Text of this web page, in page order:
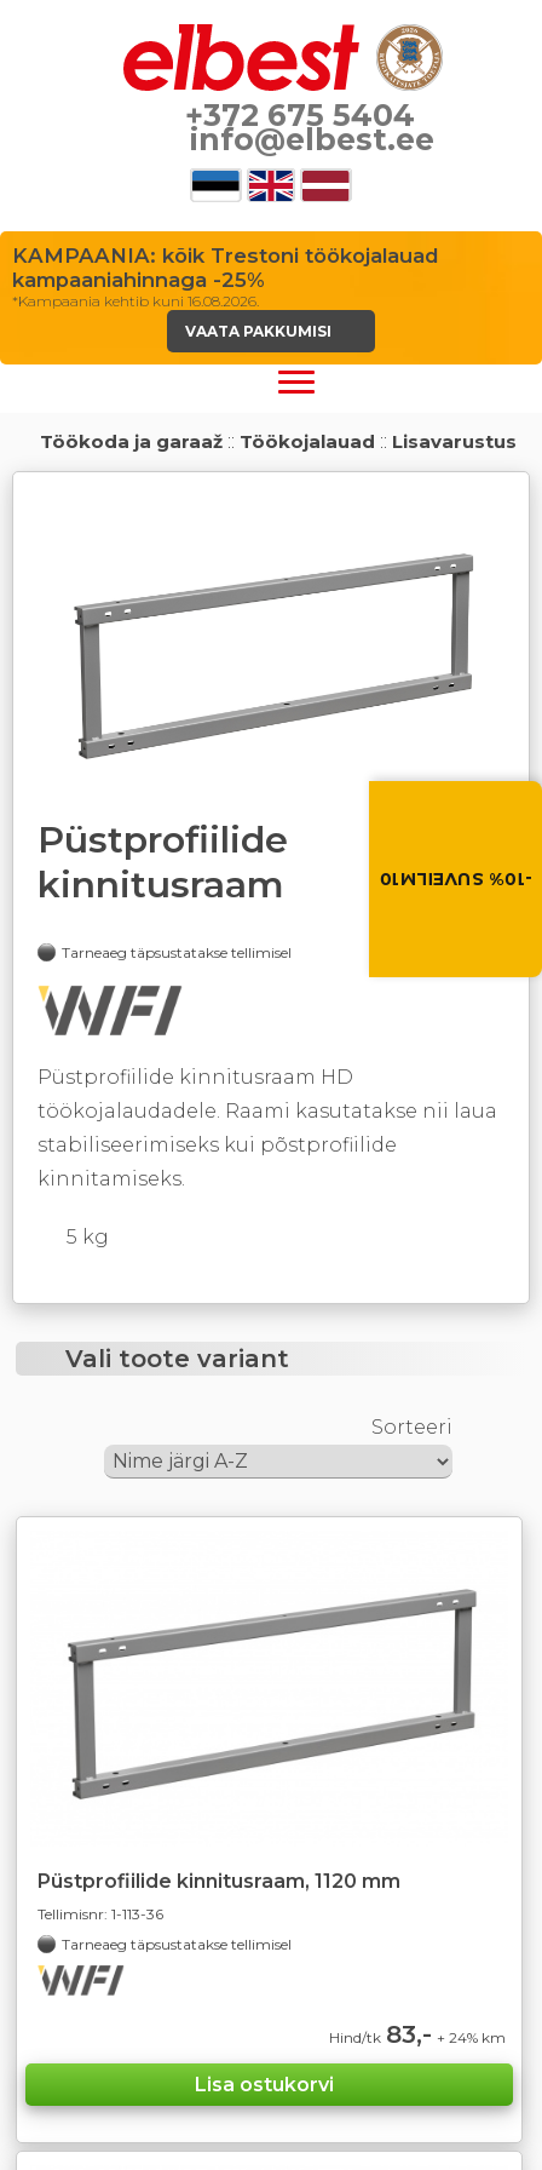
Suvi toob
-10% SUVEILM10
+372 675 5404
info@elbest.ee
KAMPAANIA: kõik Trestoni töökojalauad
kampaaniahinnaga -25%
*Kampaania kehtib kuni 16.08.2026.
VAATA PAKKUMISI
Töökoda ja garaaž:: Töökojalauad :: Lisavarustus
Püstprofiilide
kinnitusraam
Tarneaeg täpsustatakse tellimisel
Püstprofiilide kinnitusraam HD
töökojalaudadele. Raami kasutatakse nii laua
stabiliseerimiseks kui põstprofiilide
kinnitamiseks.
5 kg
Vali toote variant
Sorteeri
Püstprofiilide kinnitusraam, 1120 mm
Tellimisnr: 1-113-36
Tarneaeg täpsustatakse tellimisel
Hind/tk 83,- + 24% km